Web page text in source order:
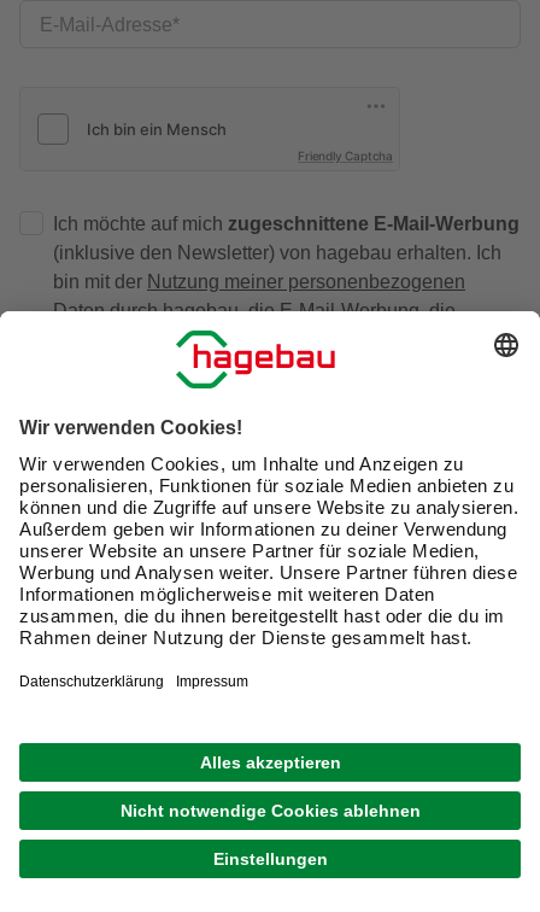
E-Mail-Adresse
Friendly Captcha
Ich möchte auf mich zugeschnittene E-Mail-Werbung
(inklusive den Newsletter) von hagebau erhalten. Ich
bin mit der Nutzung meiner personenbezogenen
Daten durch hagebau, die E-Mail-Werbung, die
Analyse meines E-Mail-Umgangs sowie die
Zusammenführung und Analyse meiner Kaufdaten,
Mein Einverständnis kann ich jederzeit widerrufen.
Nach Bestätigung meines Einverständnisses erhalte
ich einen10 € Willkommensgutschein*.
Bitte beachte auch unsereDatenschutzhinweise.
JETZT ANMELDEN
Unsere Zahlungsarten